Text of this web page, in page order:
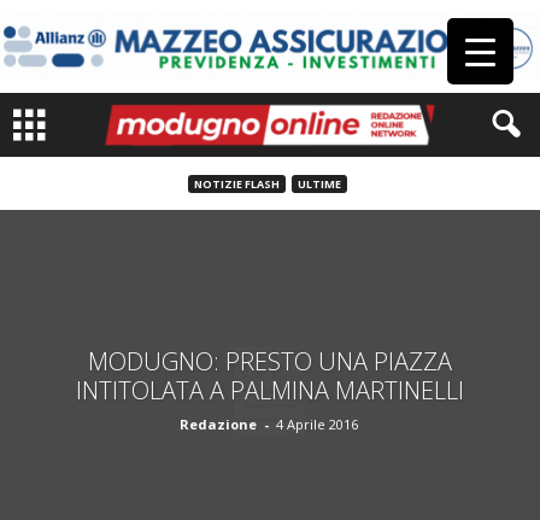
NOTIZIE FLASH ULTIME
MODUGNO: PRESTO UNA PIAZZA
INTITOLATA A PALMINA MARTINELLI
Redazione - 4 Aprile 2016